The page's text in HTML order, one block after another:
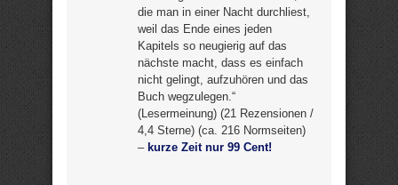
die man in einer Nacht durchliest,
weil das Ende eines jeden
Kapitels so neugierig auf das
nächste macht, dass es einfach
nicht gelingt, aufzuhören und das
Buch wegzulegen.“
(Lesermeinung) (21 Rezensionen /
4,4 Sterne) (ca. 216 Normseiten)
– kurze Zeit nur 99 Cent!